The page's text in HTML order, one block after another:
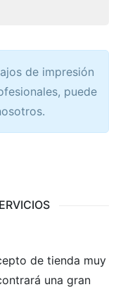
de impresión
puede
de tienda muy
una gran